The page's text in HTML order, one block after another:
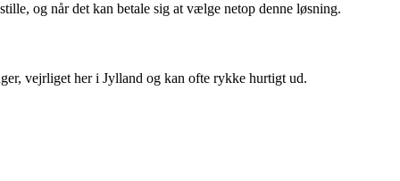
og når det kan betale sig at vælge netop denne løsning.
vejrliget her i Jylland og kan ofte rykke hurtigt ud.